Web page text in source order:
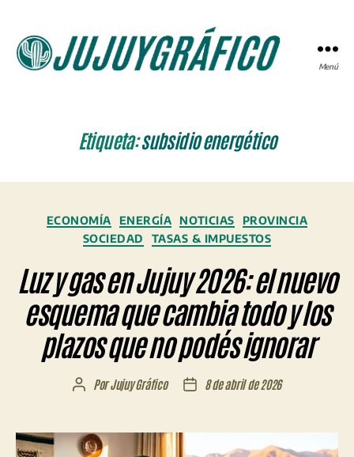
Menú
Etiqueta:subsidio energético
Categorías
ECONOMÍA ENERGÍA NOTICIAS
PROVINCIA
SOCIEDAD
TASAS & IMPUESTOS
Luz y gas en Jujuy 2026: el nuevo
esquema que cambia todo y los
plazos que no podés ignorar
Autor
entrada
PorJujuy Gráfico
Fecha
entrada
8 de abril de 2026